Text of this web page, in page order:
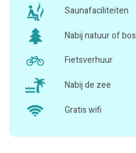
Saunafaciliteiten
Nabij natuur of bos
Fietsverhuur
Nabij de zee
Gratis wifi